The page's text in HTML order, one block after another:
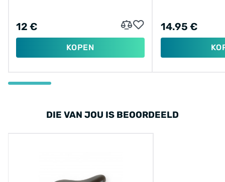
12 €
KOPEN
14.95 €
DIE VAN JOU IS BEOORDEELD